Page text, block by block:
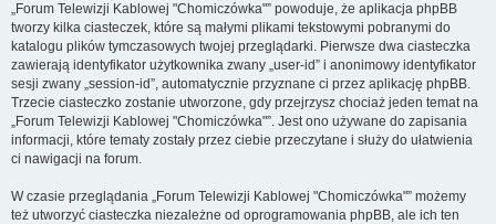
„Forum Telewizji Kablowej "Chomiczówka"” powoduje, że aplikacja phpBB
tworzy kilka ciasteczek, które są małymi plikami tekstowymi pobranymi do
katalogu plików tymczasowych twojej przeglądarki. Pierwsze dwa ciasteczka
zawierają identyfikator użytkownika zwany „user-id” i anonimowy identyfikator
sesji zwany „session-id”, automatycznie przyznane ci przez aplikację phpBB.
Trzecie ciasteczko zostanie utworzone, gdy przejrzysz chociaż jeden temat na
„Forum Telewizji Kablowej "Chomiczówka"”. Jest ono używane do zapisania
informacji, które tematy zostały przez ciebie przeczytane i służy do ułatwienia
ci nawigacji na forum.
W czasie przeglądania „Forum Telewizji Kablowej "Chomiczówka"” możemy
też utworzyć ciasteczka niezależne od oprogramowania phpBB, ale ich ten